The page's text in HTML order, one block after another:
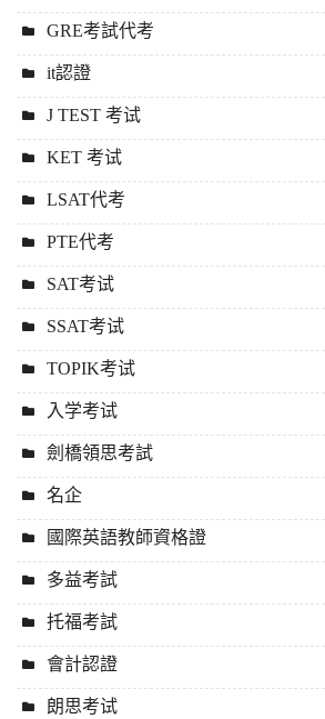
GRE考試代考
it認證
J TEST 考试
KET 考试
LSAT代考
PTE代考
SAT考试
SSAT考试
TOPIK考试
入学考试
劍橋領思考試
名企
國際英語教師資格證
多益考試
托福考試
會計認證
朗思考试